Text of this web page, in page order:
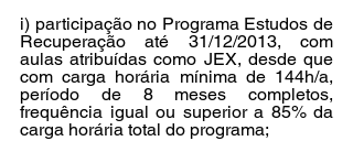
i) participação no Programa Estudos de
Recuperação até 31/12/2013, com
aulas atribuídas como JEX, desde que
com carga horária mínima de 144h/a,
período de 8 meses completos,
frequência igual ou superior a 85% da
carga horária total do programa;